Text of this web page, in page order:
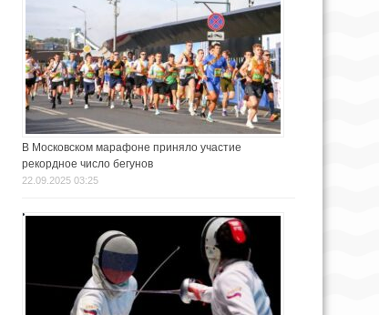
В Московском марафоне приняло участие
рекордное число бегунов
22.09.2025 03:25